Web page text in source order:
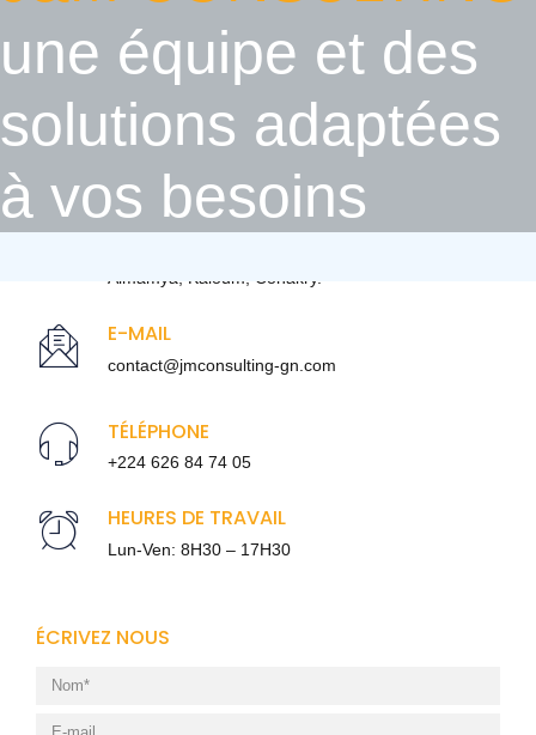
une équipe et des
solutions adaptées
à vos besoins
services intellectuels. Elle est spécialisée dans le conseil et
l’assistance juridique, fiscale et douanière aux investiss ..
Lire plus
Almamya, Kaloum, Conakry.
E-MAIL
contact@jmconsulting-gn.com
TÉLÉPHONE
+224 626 84 74 05
HEURES DE TRAVAIL
Lun-Ven: 8H30 – 17H30
ÉCRIVEZ NOUS